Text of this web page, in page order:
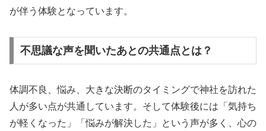
が伴う体験となっています。
不思議な声を聞いたあとの共通点とは？
体調不良、悩み、大きな決断のタイミングで神社を訪れた
人が多い点が共通しています。そして体験後には「気持ち
が軽くなった」「悩みが解決した」という声が多く、心の